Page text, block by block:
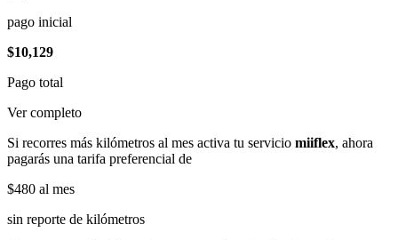
pago inicial
$10,129
Pago total
Ver completo
Si recorres más kilómetros al mes activa tu servicio miiflex, ahora
pagarás una tarifa preferencial de
$480 al mes
sin reporte de kilómetros